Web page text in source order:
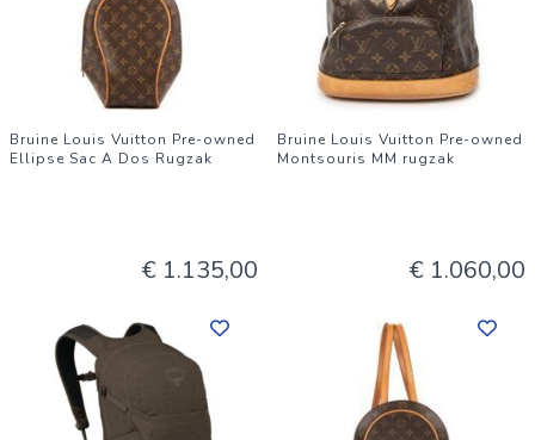
Bruine Louis Vuitton Pre-owned
Ellipse Sac A Dos Rugzak
€ 1.135,00
Bruine Louis Vuitton Pre-owned
Montsouris MM rugzak
€ 1.060,00